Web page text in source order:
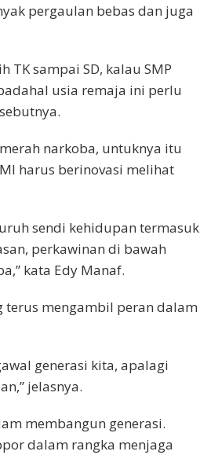
pergaulan bebas dan juga
sampai SD, kalau SMP
usia remaja ini perlu
narkoba, untuknya itu
harus berinovasi melihat
sendi kehidupan termasuk
perkawinan di bawah
kata Edy Manaf.
terus mengambil peran dalam
generasi kita, apalagi
jelasnya.
membangun generasi.
dalam rangka menjaga